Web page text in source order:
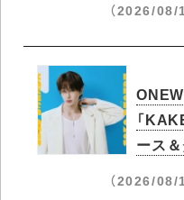
（2026/08/
ONEW
「
ース
（2026/08/